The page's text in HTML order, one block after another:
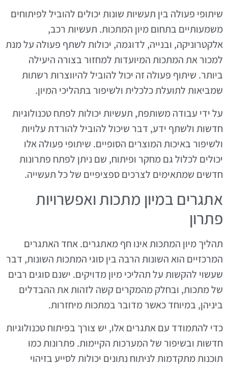
שיתופי פעולה בין תעשיות שונות יכולים להוביל לפיתוחים
משמעותיים בתחום מיון המתכות. תעשיות רכב,
אלקטרוניקה, ובנייה, לדוגמה, יכולות לשתף פעולה על מנת
למכור את המתכות המיועדות למחזור בצורה היעילה
ביותר. שיתוף פעולה זה יכול להוביל להיווצרות רשתות
שמביאות לתועלת כלכלית ולשיפור בתהליכי המיון.
על ידי עבודה משותפת, תעשיות יכולות לפתח טכנולוגיות
חדשות ולשתף ידע, דבר שיכול להוביל להורדת עלויות
ולשיפור באיכות המוצרים הסופיים. שיתופי פעולה אלו
יכולים לכלול גם מחקר ופיתוח, שם ניתן לפתח פתרונות
חדשים שמתאימים לצרכים ספציפיים של כל תעשייה.
אתגרים במיון מתכות ואפשרויות
פתרון
תהליך מיון המתכות אינו חף מאתגרים. אחד האתגרים
המרכזיים הוא השונות הרבה בין סוגי המתכות השונות, דבר
שעשוי להקשות על תהליכי מיון מדויקים. ישנם סוגים רבים
של מתכות, ובחלק מהמקרים קשה לזהות את ההבדלים
ביניהן, במיוחד כאשר מדובר במתכות מיחזרות.
כדי להתמודד עם אתגרים אלו, יש צורך בפיתוח טכנולוגיות
חדשות ובשיפור של המערכות הקיימות. פתרונות כמו
תוכנות מתקדמות לניתוח נתונים יכולות לסייע בזיהוי